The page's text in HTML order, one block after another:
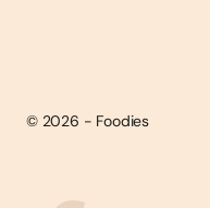
© 2026 - Foodies